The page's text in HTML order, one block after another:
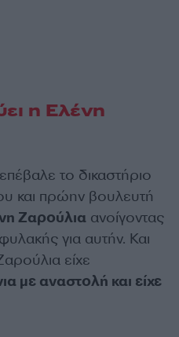
η Ελένη
το δικαστήριο
και πρώην βουλευτή
Ζαρούλια ανοίγοντας
για αυτήν. Και
είχε
με αναστολή και είχε